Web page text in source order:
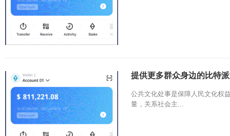
提供更多群众身边的比特
公共文化处事是保障人民文化权
量，关系社会主...